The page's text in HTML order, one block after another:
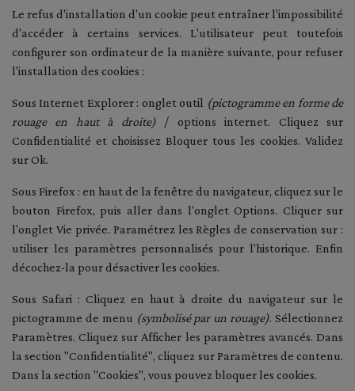
Le refus d'installation d'un cookie peut entraîner l'impossibilité
d'accéder à certains services. L'utilisateur peut toutefois
configurer son ordinateur de la manière suivante, pour refuser
l'installation des cookies :
Sous Internet Explorer : onglet outil (pictogramme en forme de
rouage en haut à droite)/ options internet. Cliquez sur
Confidentialité et choisissez Bloquer tous les cookies. Validez
sur Ok.
Sous Firefox : en haut de la fenêtre du navigateur, cliquez sur le
bouton Firefox, puis aller dans l'onglet Options. Cliquer sur
l'onglet Vie privée. Paramétrez les Règles de conservation sur :
utiliser les paramètres personnalisés pour l'historique. Enfin
décochez-la pour désactiver les cookies.
Sous Safari : Cliquez en haut à droite du navigateur sur le
pictogramme de menu (symbolisé par un rouage). Sélectionnez
Paramètres. Cliquez sur Afficher les paramètres avancés. Dans
la section "Confidentialité", cliquez sur Paramètres de contenu.
Dans la section "Cookies", vous pouvez bloquer les cookies.